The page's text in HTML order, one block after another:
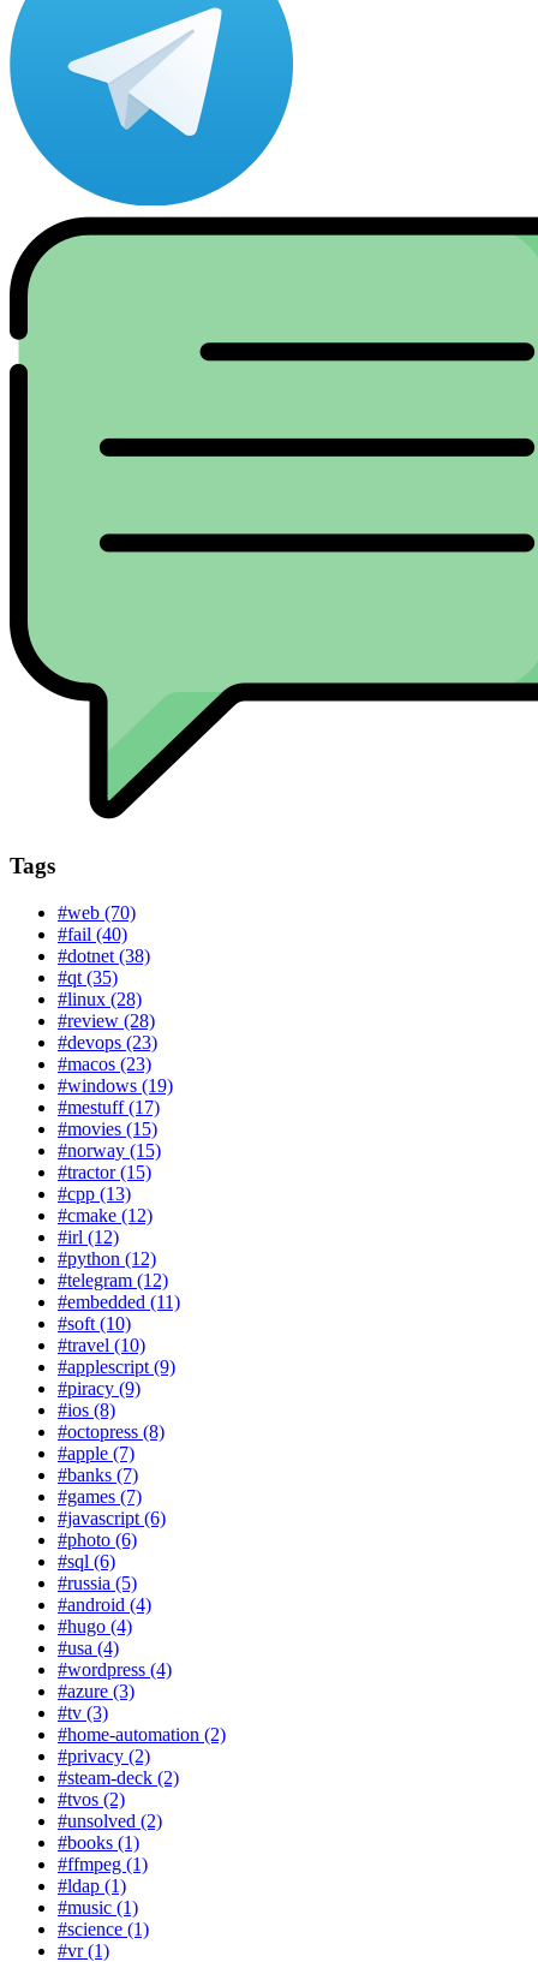
Tags
#web (70)
#fail (40)
#dotnet (38)
#qt (35)
#linux (28)
#review (28)
#devops (23)
#macos (23)
#windows (19)
#mestuff (17)
#movies (15)
#norway (15)
#tractor (15)
#cpp (13)
#cmake (12)
#irl (12)
#python (12)
#telegram (12)
#embedded (11)
#soft (10)
#travel (10)
#applescript (9)
#piracy (9)
#ios (8)
#octopress (8)
#apple (7)
#banks (7)
#games (7)
#javascript (6)
#photo (6)
#sql (6)
#russia (5)
#android (4)
#hugo (4)
#usa (4)
#wordpress (4)
#azure (3)
#tv (3)
#home-automation (2)
#privacy (2)
#steam-deck (2)
#tvos (2)
#unsolved (2)
#books (1)
#ffmpeg (1)
#ldap (1)
#music (1)
#science (1)
#vr (1)